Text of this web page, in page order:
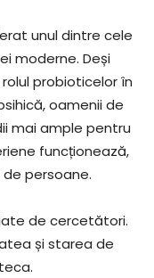
unul dintre cele
moderne. Deși
probioticelor în
oamenii de
mai ample pentru
funcționează,
persoane.
de cercetători.
și starea de